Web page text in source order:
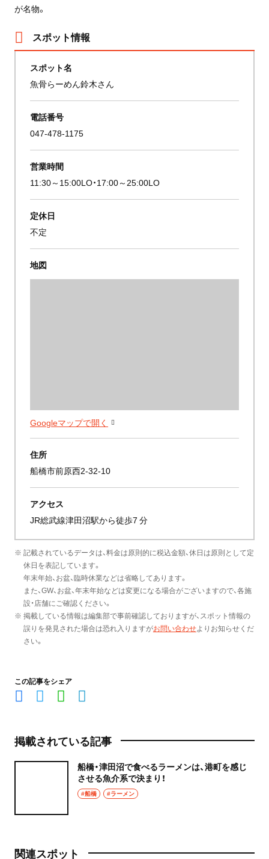
が名物。
スポット情報
スポット名
魚骨らーめん鈴木さん
電話番号
047-478-1175
営業時間
11:30～15:00LO・17:00～25:00LO
定休日
不定
地図
Googleマップで開く
住所
船橋市前原西2-32-10
アクセス
JR総武線津田沼駅から徒歩7 分
※ 記載されているデータは、料金は原則的に税込金額、休日は原則として定
休日を表記しています。
年末年始、お盆、臨時休業などは省略してあります。
また、GW、お盆、年末年始などは変更になる場合がございますので、各施
設・店舗にご確認ください。
※ 掲載している情報は編集部で事前確認しておりますが、スポット情報の
誤りを発見された場合は恐れ入りますがお問い合わせよりお知らせくだ
さい。
この記事をシェア
掲載されている記事
船橋・津田沼で食べるラーメンは、港町を感じ
させる魚介系で決まり！
#船橋 #ラーメン
関連スポット